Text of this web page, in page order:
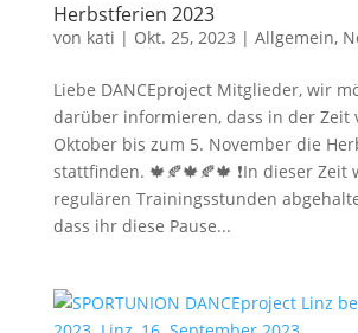
Herbstferien 2023
von kati | Okt. 25, 2023 | Allgemein,
Liebe DANCEproject Mitglieder, wir
darüber informieren, dass in der Zeit
Oktober bis zum 5. November die
stattfinden. 🍁🍂🍁🍂🍁 ❗️In dieser Zeit
regulären Trainingsstunden
dass ihr diese Pause...